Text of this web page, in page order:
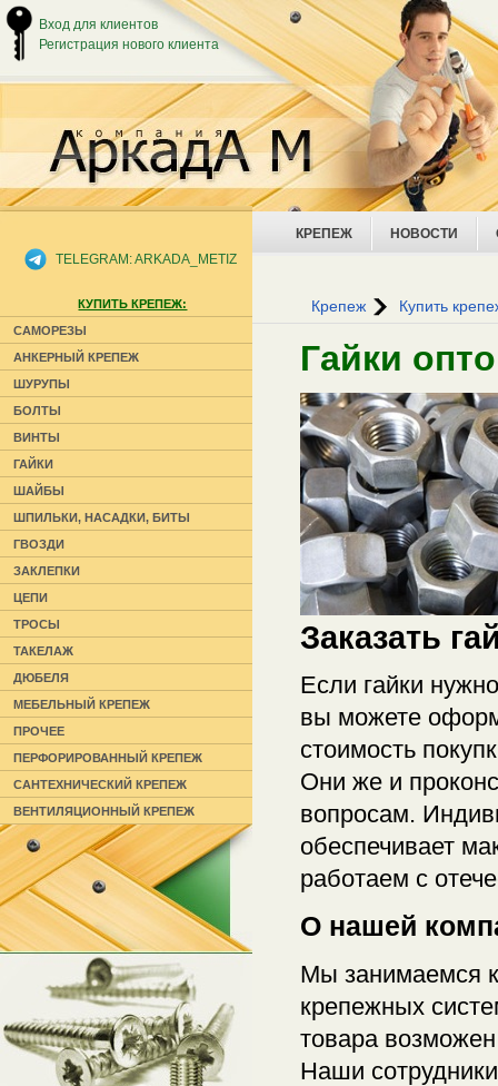
КРЕПЕЖ НОВОСТИ
Крепеж Купить
Гайки
Заказать
Если гайки
вы можете
стоимость
Они же и
вопросам.
обеспечивает
работаем с
О нашей
Мы занимаемся
крепежных
товара
Наши
TELEGRAM: ARKADA_METIZ
КУПИТЬ КРЕПЕЖ:
САМОРЕЗЫ
АНКЕРНЫЙ КРЕПЕЖ
ШУРУПЫ
БОЛТЫ
ВИНТЫ
ГАЙКИ
ШАЙБЫ
ШПИЛЬКИ, НАСАДКИ, БИТЫ
ГВОЗДИ
ЗАКЛЕПКИ
ЦЕПИ
ТРОСЫ
ТАКЕЛАЖ
ДЮБЕЛЯ
МЕБЕЛЬНЫЙ КРЕПЕЖ
ПРОЧЕЕ
ПЕРФОРИРОВАННЫЙ КРЕПЕЖ
САНТЕХНИЧЕСКИЙ КРЕПЕЖ
ВЕНТИЛЯЦИОННЫЙ КРЕПЕЖ
Вход для клиентов
Регистрация нового клиента